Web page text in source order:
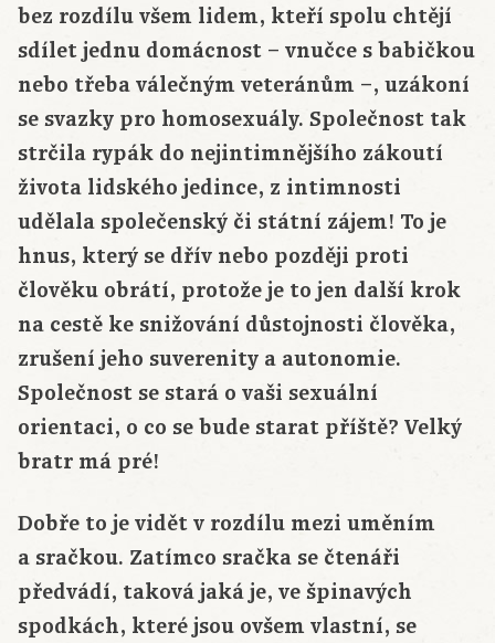
bez rozdílu všem lidem, kteří spolu chtějí
sdílet jednu domácnost – vnučce s babičkou
nebo třeba válečným veteránům –, uzákoní
se svazky pro homosexuály. Společnost tak
strčila rypák do nejintimnějšího zákoutí
života lidského jedince, z intimnosti
udělala společenský či státní zájem! To je
hnus, který se dřív nebo později proti
člověku obrátí, protože je to jen další krok
na cestě ke snižování důstojnosti člověka,
zrušení jeho suverenity a autonomie.
Společnost se stará o vaši sexuální
orientaci, o co se bude starat příště? Velký
bratr má pré!
Dobře to je vidět v rozdílu mezi uměním
a sračkou. Zatímco sračka se čtenáři
předvádí, taková jaká je, ve špinavých
spodkách, které jsou ovšem vlastní, se